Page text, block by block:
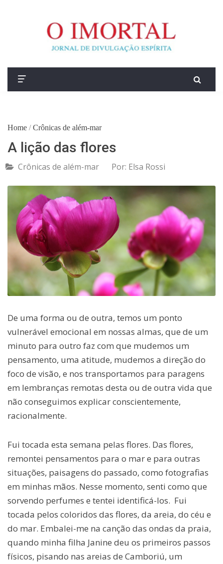
Home / Crônicas de além-mar
A lição das flores
Crônicas de além-mar Por: Elsa Rossi
De uma forma ou de outra, temos um ponto
vulnerável emocional em nossas almas, que de um
minuto para outro faz com que mudemos um
pensamento, uma atitude, mudemos a direção do
foco de visão, e nos transportamos para paragens
em lembranças remotas desta ou de outra vida que
não conseguimos explicar conscientemente,
racionalmente.
Fui tocada esta semana pelas flores. Das flores,
remontei pensamentos para o mar e para outras
situações, paisagens do passado, como fotografias
em minhas mãos. Nesse momento, senti como que
sorvendo perfumes e tentei identificá-los. Fui
tocada pelos coloridos das flores, da areia, do céu e
do mar. Embalei-me na canção das ondas da praia,
quando minha filha Janine deu os primeiros passos
físicos, pisando nas areias de Camboriú, um